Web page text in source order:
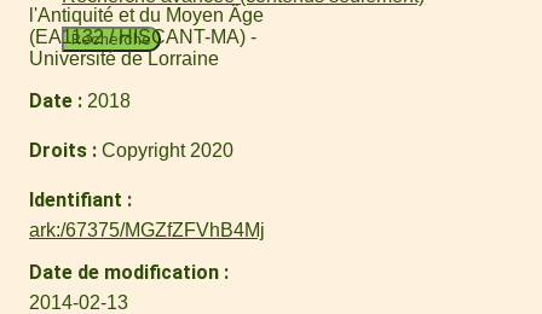
Recherche
l'Antiquité et du Moyen Âge
(EA1132 / HISCANT-MA) -
Université de Lorraine
Date 2018
Droits Copyright 2020
Identifiant
ark:/67375/MGZfZFVhB4Mj
Date de modification
2014-02-13